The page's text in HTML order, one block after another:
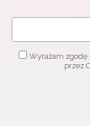
Wyrażam zgodę
przez